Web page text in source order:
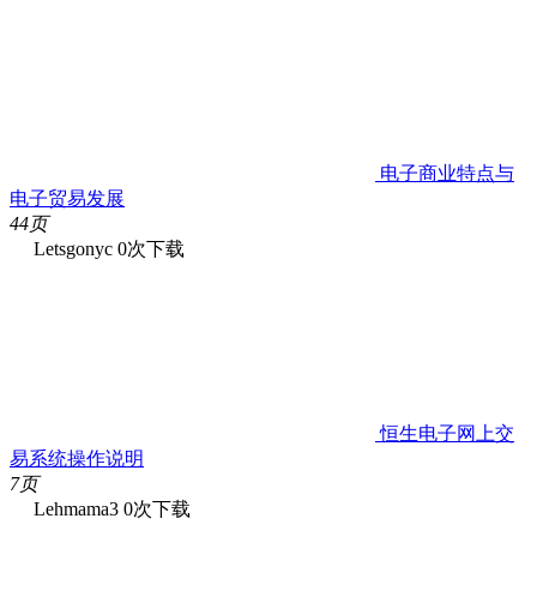
电子商业特点与
电子贸易发展
44页
Letsgonyc 0次下载
恒生电子网上交
易系统操作说明
7页
Lehmama3 0次下载